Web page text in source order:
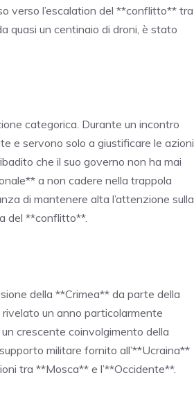
verso l’escalation del **conflitto** tra
quasi un centinaio di droni, è stato
categorica. Durante un incontro
e servono solo a giustificare le azioni
che il suo governo non ha mai
a non cadere nella trappola
di mantenere alta l’attenzione sulla
del **conflitto**.
della **Crimea** da parte della
un anno particolarmente
crescente coinvolgimento della
militare fornito all’**Ucraina**
tra **Mosca** e l’**Occidente**.